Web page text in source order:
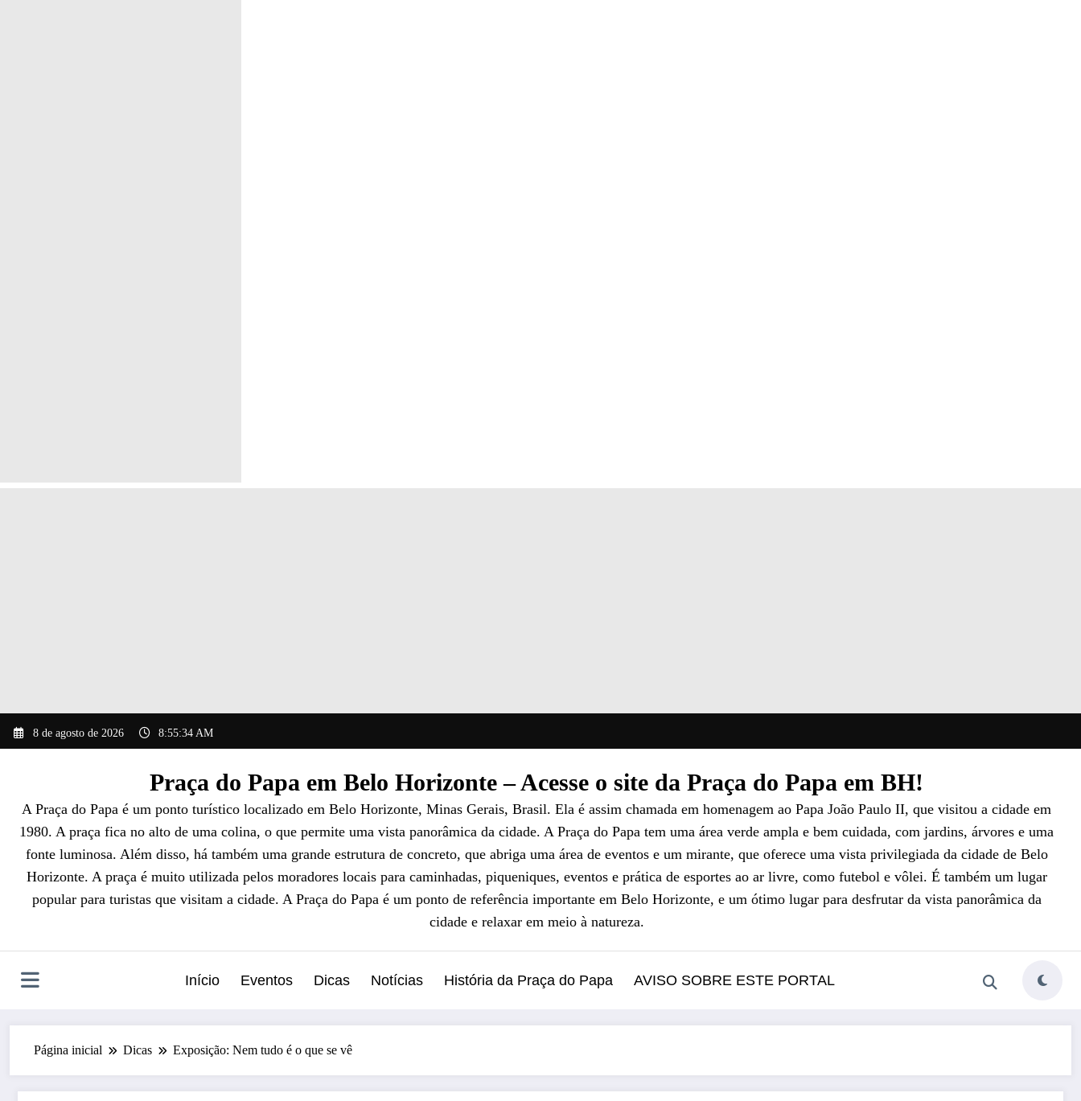
para
8 de agosto de 2026 8:55:35 AM
Praça do Papa em Belo Horizonte – Acesse o site da Praça do Papa em BH!
A Praça do Papa é um ponto turístico localizado em Belo Horizonte, Minas Gerais, Brasil. Ela é assim chamada em homenagem ao Papa João Paulo II, que visitou a cidade em
1980. A praça fica no alto de uma colina, o que permite uma vista panorâmica da cidade. A Praça do Papa tem uma área verde ampla e bem cuidada, com jardins, árvores e uma
fonte luminosa. Além disso, há também uma grande estrutura de concreto, que abriga uma área de eventos e um mirante, que oferece uma vista privilegiada da cidade de Belo
Horizonte. A praça é muito utilizada pelos moradores locais para caminhadas, piqueniques, eventos e prática de esportes ao ar livre, como futebol e vôlei. É também um lugar
popular para turistas que visitam a cidade. A Praça do Papa é um ponto de referência importante em Belo Horizonte, e um ótimo lugar para desfrutar da vista panorâmica da
cidade e relaxar em meio à natureza.
Início Eventos Dicas Notícias História da Praça do Papa AVISO SOBRE ESTE PORTAL
Página inicial Dicas Exposição: Nem tudo é o que se vê